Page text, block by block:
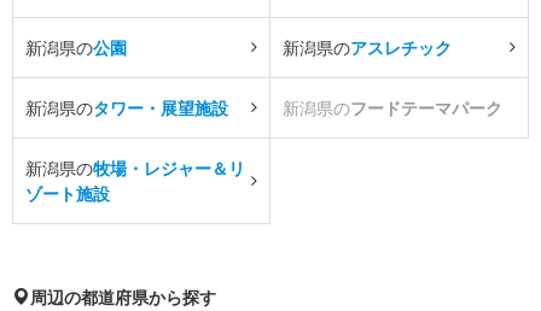
新潟県の公園 新潟県のアスレチック
新潟県のタワー・展望施設 新潟県のフードテーマパーク
新潟県の牧場・レジャー＆リ
ゾート施設
周辺の都道府県から探す